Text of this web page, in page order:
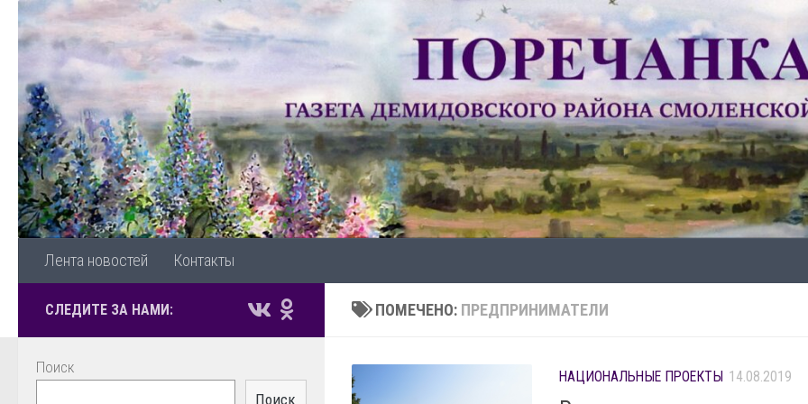
Перейти к содержимому
Лента новостей Контакты
ПОМЕЧЕНО: ПРЕДПРИНИМАТЕЛИ
НАЦИОНАЛЬНЫЕ ПРОЕКТЫ 14.08.2019
СЛЕДИТЕ ЗА НАМИ:
Поиск
Поиск